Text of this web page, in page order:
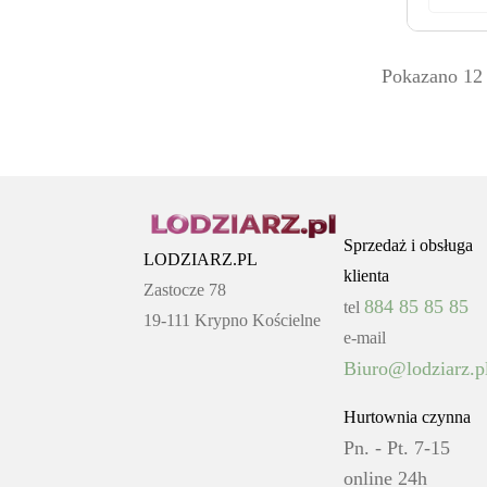
Pokazano
LODZIARZ.PL
Zastocze 78
19-111 Krypno Kościelne
Sprzedaż i obsługa
klienta
tel 884 85 85 85
e-mail
Hurtownia czynna
Pn. - Pt. 7-15
online 24h